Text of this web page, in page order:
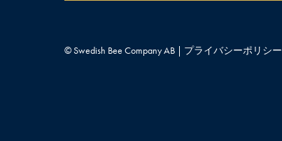
© Swedish Bee Company AB | プライバシーポリシー